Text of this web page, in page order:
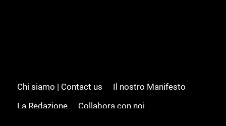
Chi siamo | Contact us
Il nostro Manifesto
La Redazione
Collabora con noi